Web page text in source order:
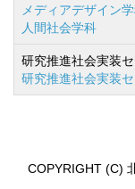
メディアデザイン
人間社会学科
研究推進社会実装
研究推進社会実装
COPYRIGHT (C)